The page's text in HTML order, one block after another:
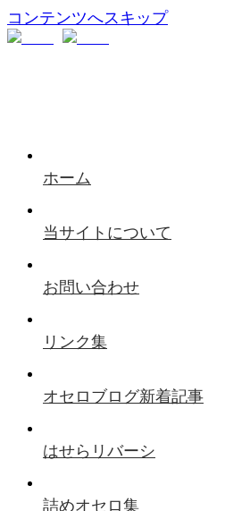
コンテンツへスキップ
ホーム
当サイトについて
お問い合わせ
リンク集
オセロブログ新着記事
はせらリバーシ
詰めオセロ集